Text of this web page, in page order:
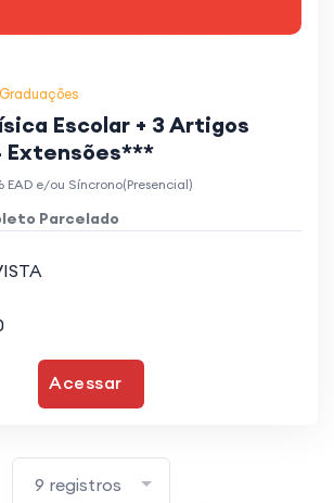
Escolar + 3 Artigos
e/ou Síncrono(Presencial)
Parcelado
Acessar
9 registros